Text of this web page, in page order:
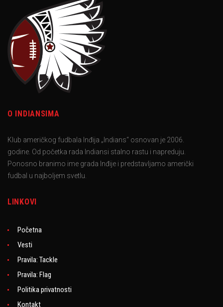
O INDIANSIMA
Klub američkog fudbala Inđija „Indians“ osnovan je 2006.
godine. Od početka rada Indiansi stalno rastu i napreduju.
Ponosno branimo ime grada Inđije i predstavljamo američki
fudbal u najboljem svetlu.
LINKOVI
Početna
Vesti
Pravila: Tackle
Pravila: Flag
Politika privatnosti
Kontakt